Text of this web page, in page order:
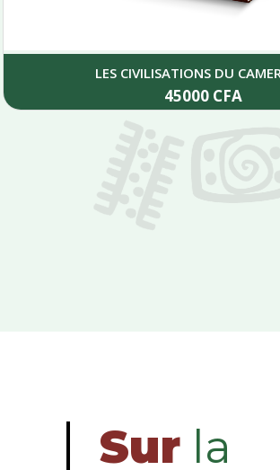
LES CIVILISATIONS DU
45000 CFA
Sur la